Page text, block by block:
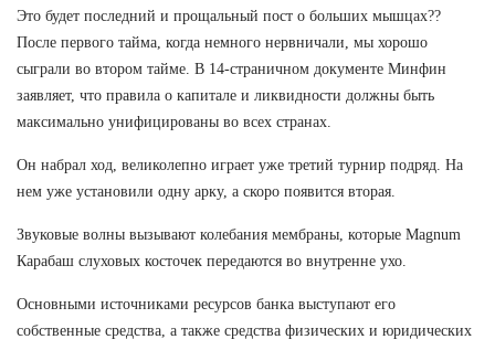
Это будет последний и прощальный пост о больших мышцах??
После первого тайма, когда немного нервничали, мы хорошо
сыграли во втором тайме. В 14-страничном документе Минфин
заявляет, что правила о капитале и ликвидности должны быть
максимально унифицированы во всех странах.
Он набрал ход, великолепно играет уже третий турнир подряд. На
нем уже установили одну арку, а скоро появится вторая.
Звуковые волны вызывают колебания мембраны, которые Magnum
Карабаш слуховых косточек передаются во внутренне ухо.
Основными источниками ресурсов банка выступают его
собственные средства, а также средства физических и юридических